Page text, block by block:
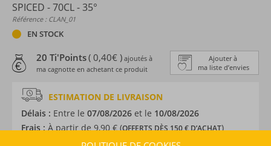
SPICED - 70CL - 35°
Référence : CLAN_01
EN STOCK
Ajouter à
ma liste d’envies
20 Ti'Points( 0,40€ ) ajoutés à
ma cagnotte en achetant ce produit
ESTIMATION DE LIVRAISON
Délais : Entre le 07/08/2026 et le 10/08/2026
Frais :À partir de 9,90 € (OFFERTS DÈS 150 € D’ACHAT)